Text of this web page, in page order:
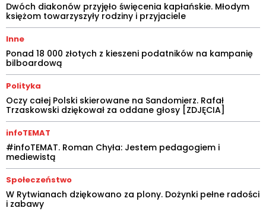
Dwóch diakonów przyjęło święcenia kapłańskie. Młodym
księżom towarzyszyły rodziny i przyjaciele
Inne
Ponad 18 000 złotych z kieszeni podatników na kampanię
bilboardową
Polityka
Oczy całej Polski skierowane na Sandomierz. Rafał
Trzaskowski dziękował za oddane głosy [ZDJĘCIA]
infoTEMAT
#infoTEMAT. Roman Chyła: Jestem pedagogiem i
mediewistą
Społeczeństwo
W Rytwianach dziękowano za plony. Dożynki pełne radości
i zabawy